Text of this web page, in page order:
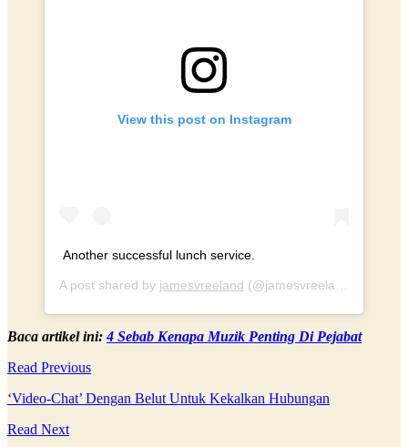
View this post on Instagram
Another successful lunch service.
A post shared by jamesvreeland (@jamesvreeland) on
Baca artikel ini:4 Sebab Kenapa Muzik Penting Di Pejabat
Read Previous
‘Video-Chat’ Dengan Belut Untuk Kekalkan Hubungan
Read Next